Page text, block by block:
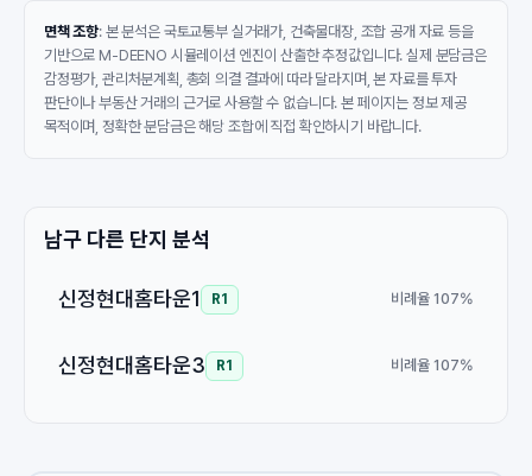
면책 조항: 본 분석은 국토교통부 실거래가, 건축물대장, 조합 공개 자료 등을
기반으로 M-DEENO 시뮬레이션 엔진이 산출한 추정값입니다. 실제 분담금은
감정평가, 관리처분계획, 총회 의결 결과에 따라 달라지며, 본 자료를 투자
판단이나 부동산 거래의 근거로 사용할 수 없습니다. 본 페이지는 정보 제공
목적이며, 정확한 분담금은 해당 조합에 직접 확인하시기 바랍니다.
남구 다른 단지 분석
신정현대홈타운1 R1 비례율 107%
신정현대홈타운3 R1 비례율 107%